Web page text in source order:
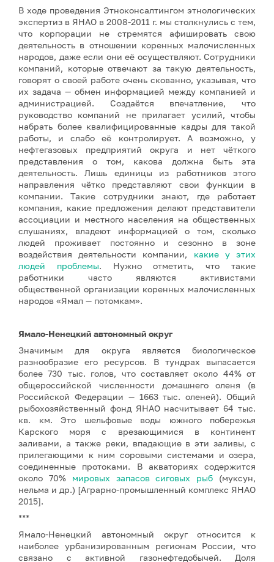
В ходе проведения Этноконсалтингом этнологических
экспертиз в ЯНАО в 2008-2011 г. мы столкнулись с тем,
что корпорации не стремятся афишировать свою
деятельность в отношении коренных малочисленных
народов, даже если они её осуществляют. Сотрудники
компаний, которые отвечают за такую деятельность,
говорят о своей работе очень скованно, указывая, что
их задача — обмен информацией между компанией и
администрацией. Создаётся впечатление, что
руководство компаний не прилагает усилий, чтобы
набрать более квалифицированные кадры для такой
работы, и слабо её контролирует. А возможно, у
нефтегазовых предприятий округа и нет чёткого
представления о том, какова должна быть эта
деятельность. Лишь единицы из работников этого
направления чётко представляют свои функции в
компании. Такие сотрудники знают, где работает
компания, какие предложения делают представители
ассоциации и местного населения на общественных
слушаниях, владеют информацией о том, сколько
людей проживает постоянно и сезонно в зоне
воздействия деятельности компании, какие у этих
людей проблемы. Нужно отметить, что такие
работники часто являются активистами
общественной организации коренных малочисленных
народов «Ямал — потомкам».
Ямало-Ненецкий автономный округ
Значимым для округа является биологическое
разнообразие его ресурсов. В тундрах выпасается
более 730 тыс. голов, что составляет около 44% от
общероссийской численности домашнего оленя (в
Российской Федерации — 1663 тыс. оленей). Общий
рыбохозяйственный фонд ЯНАО насчитывает 64 тыс.
кв. км. Это шельфовые воды южного побережья
Карского моря с врезающимися в континент
заливами, а также реки, впадающие в эти заливы, с
прилегающими к ним соровыми системами и озера,
соединенные протоками. В акваториях содержится
около 70% мировых запасов сиговых рыб (муксун,
нельма и др.) [Аграрно-промышленный комплекс ЯНАО
2015].
***
Ямало-Ненецкий автономный округ относится к
наиболее урбанизированным регионам России, что
связано с активной газонефтедобычей. Доля